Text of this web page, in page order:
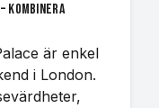
är enkel
i London.